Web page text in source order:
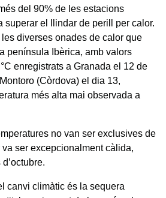
del 90% de les estacions
superar el llindar de perill per calor.
diverses onades de calor que
península Ibèrica, amb valors
enregistrats a Granada el 12 de
(Còrdova) el dia 13,
més alta mai observada a
no van ser exclusives de
va ser excepcionalment càlida,
canvi climàtic és la sequera